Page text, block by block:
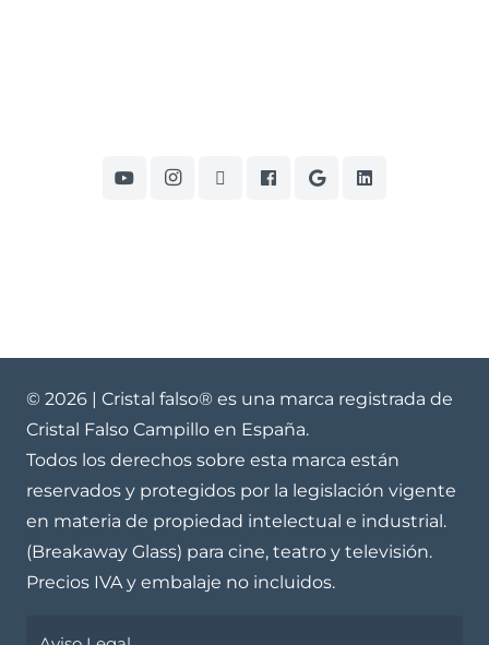
© 2026 | Cristal falso® es una marca registrada de
Cristal Falso Campillo en España.
Todos los derechos sobre esta marca están
reservados y protegidos por la legislación vigente
en materia de propiedad intelectual e industrial.
(Breakaway Glass) para cine, teatro y televisión.
Precios IVA y embalaje no incluidos.